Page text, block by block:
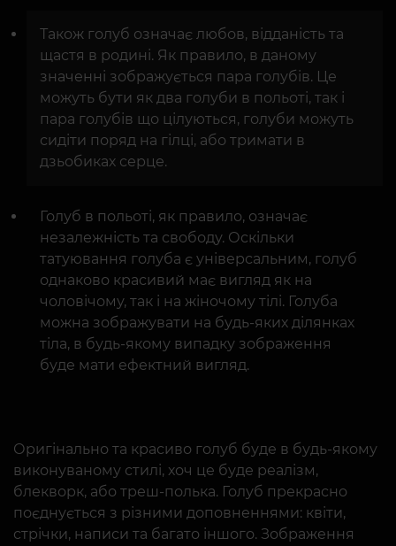
Також голуб означає любов, відданість та
щастя в родині. Як правило, в даному
значенні зображується пара голубів. Це
можуть бути як два голуби в польоті, так і
пара голубів що цілуються, голуби можуть
сидіти поряд на гілці, або тримати в
дзьобиках серце.
Голуб в польоті, як правило, означає
незалежність та свободу. Оскільки
татуювання голуба є універсальним, голуб
однаково красивий має вигляд як на
чоловічому, так і на жіночому тілі. Голуба
можна зображувати на будь-яких ділянках
тіла, в будь-якому випадку зображення
буде мати ефектний вигляд.
Оригінально та красиво голуб буде в будь-якому
виконуваному стилі, хоч це буде реалізм,
блекворк, або треш-полька. Голуб прекрасно
поєднується з різними доповненнями: квіти,
стрічки, написи та багато іншого. Зображення